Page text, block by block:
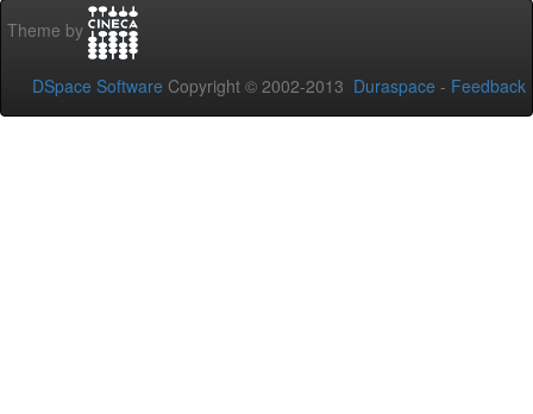
Theme by
DSpace Software Copyright © 2002-2013 Duraspace - Feedback